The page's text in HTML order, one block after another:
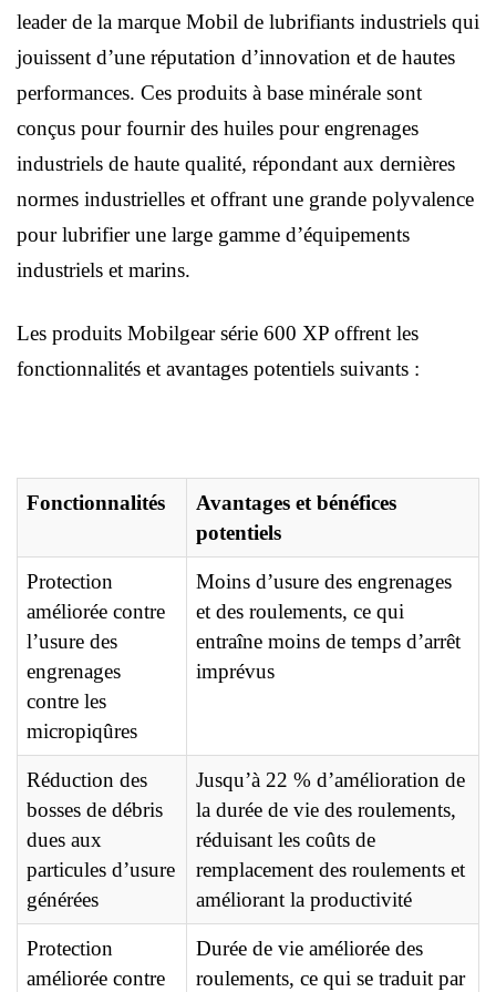
leader de la marque Mobil de lubrifiants industriels qui
jouissent d’une réputation d’innovation et de hautes
performances. Ces produits à base minérale sont
conçus pour fournir des huiles pour engrenages
industriels de haute qualité, répondant aux dernières
normes industrielles et offrant une grande polyvalence
pour lubrifier une large gamme d’équipements
industriels et marins.
Les produits Mobilgear série 600 XP offrent les
fonctionnalités et avantages potentiels suivants :
Fonctionnalités
Avantages et bénéfices
potentiels
Protection
améliorée contre
l’usure des
engrenages
contre les
micropiqûres
Moins d’usure des engrenages
et des roulements, ce qui
entraîne moins de temps d’arrêt
imprévus
Réduction des
bosses de débris
dues aux
particules d’usure
générées
Jusqu’à 22 % d’amélioration de
la durée de vie des roulements,
réduisant les coûts de
remplacement des roulements et
améliorant la productivité
Protection
améliorée contre
Durée de vie améliorée des
roulements, ce qui se traduit par